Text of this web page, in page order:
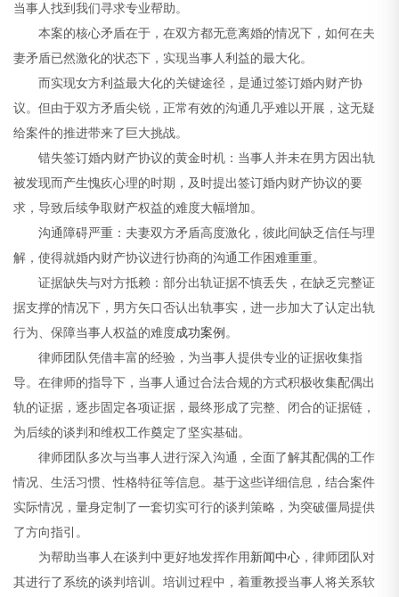
当事人找到我们寻求专业帮助。
本案的核心矛盾在于，在双方都无意离婚的情况下，如何在夫
妻矛盾已然激化的状态下，实现当事人利益的最大化。
而实现女方利益最大化的关键途径，是通过签订婚内财产协
议。但由于双方矛盾尖锐，正常有效的沟通几乎难以开展，这无疑
给案件的推进带来了巨大挑战。
错失签订婚内财产协议的黄金时机：当事人并未在男方因出轨
被发现而产生愧疚心理的时期，及时提出签订婚内财产协议的要
求，导致后续争取财产权益的难度大幅增加。
沟通障碍严重：夫妻双方矛盾高度激化，彼此间缺乏信任与理
解，使得就婚内财产协议进行协商的沟通工作困难重重。
证据缺失与对方抵赖：部分出轨证据不慎丢失，在缺乏完整证
据支撑的情况下，男方矢口否认出轨事实，进一步加大了认定出轨
行为、保障当事人权益的难度成功案例 。
律师团队凭借丰富的经验，为当事人提供专业的证据收集指
导。在律师的指导下，当事人通过合法合规的方式积极收集配偶出
轨的证据，逐步固定各项证据，最终形成了完整、闭合的证据链，
为后续的谈判和维权工作奠定了坚实基础。
律师团队多次与当事人进行深入沟通，全面了解其配偶的工作
情况、生活习惯、性格特征等信息。基于这些详细信息，结合案件
实际情况，量身定制了一套切实可行的谈判策略，为突破僵局提供
了方向指引。
为帮助当事人在谈判中更好地发挥作用新闻中心 ，律师团队对
其进行了系统的谈判培训。培训过程中，着重教授当事人将关系软